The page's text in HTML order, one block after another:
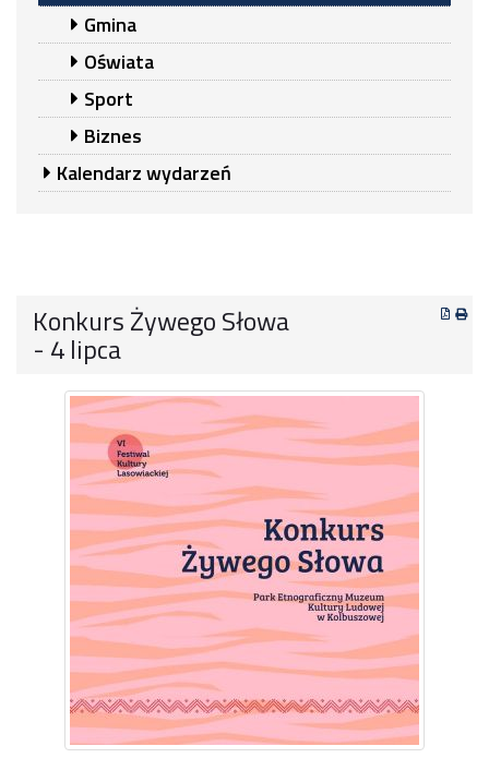
Gmina
Oświata
Sport
Biznes
Kalendarz wydarzeń
Konkurs Żywego Słowa
- 4 lipca